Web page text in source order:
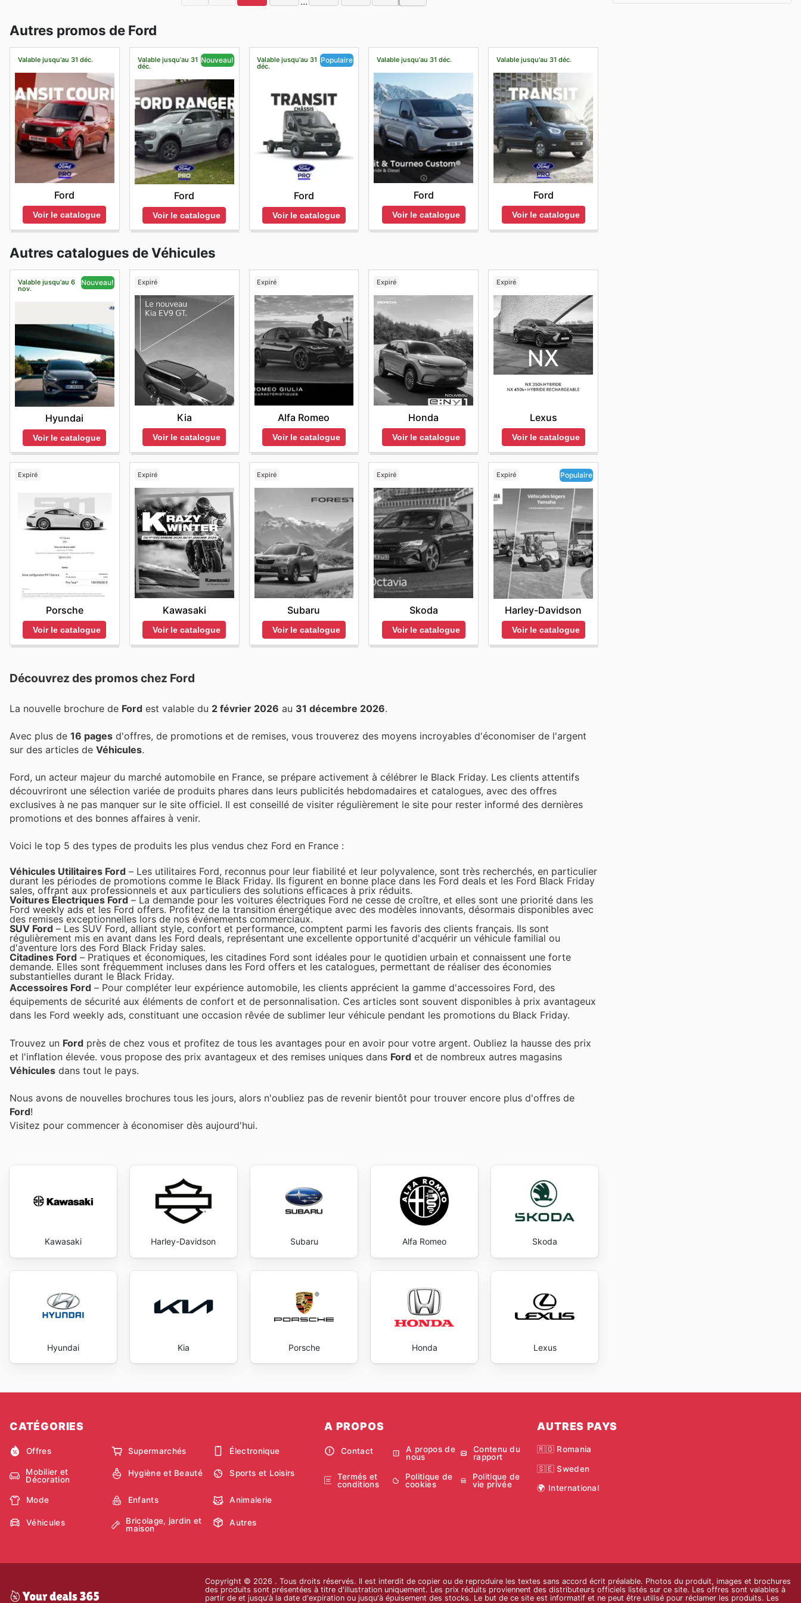
Autres promos de Ford
Valable jusqu'au 31 déc.
Ford
Voir le catalogue
Valable jusqu'au 31
déc.
Nouveau!
Ford
Voir le catalogue
Valable jusqu'au 31
déc.
Populaire
Ford
Voir le catalogue
Valable jusqu'au 31 déc.
Ford
Voir le catalogue
Valable jusqu'au 31 déc.
Ford
Voir le catalogue
Autres catalogues de Véhicules
Valable jusqu'au 6
nov.
Nouveau!
Hyundai
Voir le catalogue
Expiré
Kia
Voir le catalogue
Expiré
Alfa Romeo
Voir le catalogue
Expiré
Honda
Voir le catalogue
Expiré
Lexus
Voir le catalogue
Expiré
Porsche
Voir le catalogue
Expiré
Kawasaki
Voir le catalogue
Expiré
Subaru
Voir le catalogue
Expiré
Skoda
Voir le catalogue
Expiré Populaire
Harley-Davidson
Voir le catalogue
Découvrez des promos chez Ford
La nouvelle brochure de Ford est valable du 2 février 2026 au 31 décembre 2026.
Avec plus de 16 pages d'offres, de promotions et de remises, vous trouverez des moyens incroyables d'économiser de l'argent
sur des articles de Véhicules.
Ford, un acteur majeur du marché automobile en France, se prépare activement à célébrer le Black Friday. Les clients attentifs
découvriront une sélection variée de produits phares dans leurs publicités hebdomadaires et catalogues, avec des offres
exclusives à ne pas manquer sur le site officiel. Il est conseillé de visiter régulièrement le site pour rester informé des dernières
promotions et des bonnes affaires à venir.
Voici le top 5 des types de produits les plus vendus chez Ford en France :
Véhicules Utilitaires Ford – Les utilitaires Ford, reconnus pour leur fiabilité et leur polyvalence, sont très recherchés, en particulier
durant les périodes de promotions comme le Black Friday. Ils figurent en bonne place dans les Ford deals et les Ford Black Friday
sales, offrant aux professionnels et aux particuliers des solutions efficaces à prix réduits.
Voitures Électriques Ford – La demande pour les voitures électriques Ford ne cesse de croître, et elles sont une priorité dans les
Ford weekly ads et les Ford offers. Profitez de la transition énergétique avec des modèles innovants, désormais disponibles avec
des remises exceptionnelles lors de nos événements commerciaux.
SUV Ford – Les SUV Ford, alliant style, confort et performance, comptent parmi les favoris des clients français. Ils sont
régulièrement mis en avant dans les Ford deals, représentant une excellente opportunité d'acquérir un véhicule familial ou
d'aventure lors des Ford Black Friday sales.
Citadines Ford – Pratiques et économiques, les citadines Ford sont idéales pour le quotidien urbain et connaissent une forte
demande. Elles sont fréquemment incluses dans les Ford offers et les catalogues, permettant de réaliser des économies
substantielles durant le Black Friday.
Accessoires Ford – Pour compléter leur expérience automobile, les clients apprécient la gamme d'accessoires Ford, des
équipements de sécurité aux éléments de confort et de personnalisation. Ces articles sont souvent disponibles à prix avantageux
dans les Ford weekly ads, constituant une occasion rêvée de sublimer leur véhicule pendant les promotions du Black Friday.
Trouvez un Ford près de chez vous et profitez de tous les avantages pour en avoir pour votre argent. Oubliez la hausse des prix
et l'inflation élevée. vous propose des prix avantageux et des remises uniques dans Ford et de nombreux autres magasins
Véhicules dans tout le pays.
Nous avons de nouvelles brochures tous les jours, alors n'oubliez pas de revenir bientôt pour trouver encore plus d'offres de
Ford!
Visitez pour commencer à économiser dès aujourd'hui.
Kawasaki Harley-Davidson Subaru Alfa Romeo Skoda
Hyundai Kia Porsche Honda Lexus
CATÉGORIES
Offres Supermarchés Électronique
Mobilier et
Décoration
Hygiène et Beauté Sports et Loisirs
Mode Enfants Animalerie
Véhicules
Bricolage, jardin et
maison
Autres
A PROPOS
Contact
A propos de
nous
Contenu du
rapport
Termés et
conditions
Politique de
cookies
Politique de
vie privée
AUTRES PAYS
🇷🇴 Romania
🇸🇪 Sweden
🌍 International
Copyright © 2026 . Tous droits réservés. Il est interdit de copier ou de reproduire les textes sans accord écrit préalable. Photos du produit, images et brochures
des produits sont présentées à titre d'illustration uniquement. Les prix réduits proviennent des distributeurs officiels listés sur ce site. Les offres sont valables à
partir de et jusqu'à la date d'expiration ou jusqu'à épuisement des stocks. Le but de ce site est informatif et ne peut être utilisé pour réclamer les produits. Les